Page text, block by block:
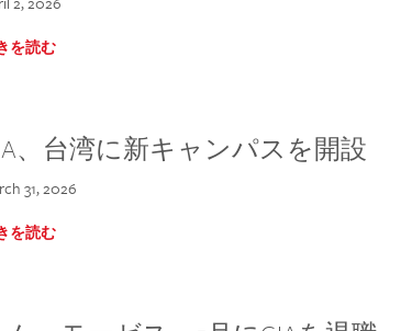
を読む
、台湾に新キャンパスを開設
31, 2026
を読む